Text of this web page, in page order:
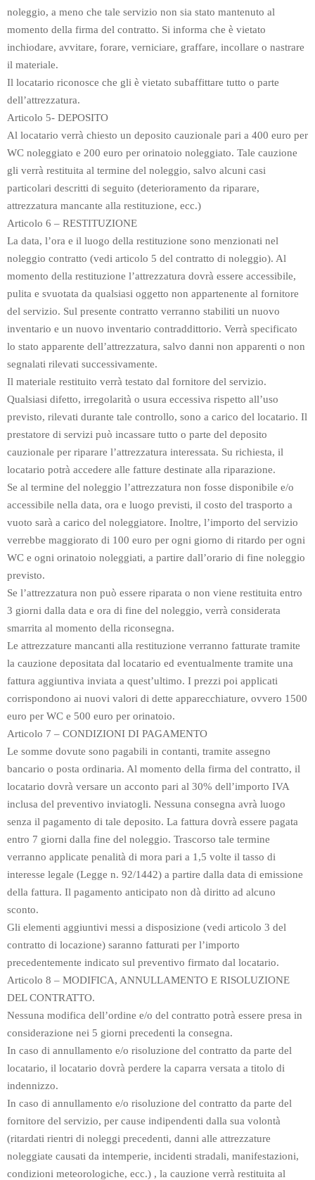
noleggio, a meno che tale servizio non sia stato mantenuto al
momento della firma del contratto. Si informa che è vietato
inchiodare, avvitare, forare, verniciare, graffare, incollare o nastrare
il materiale.
Il locatario riconosce che gli è vietato subaffittare tutto o parte
dell’attrezzatura.
Articolo 5- DEPOSITO
Al locatario verrà chiesto un deposito cauzionale pari a 400 euro per
WC noleggiato e 200 euro per orinatoio noleggiato. Tale cauzione
gli verrà restituita al termine del noleggio, salvo alcuni casi
particolari descritti di seguito (deterioramento da riparare,
attrezzatura mancante alla restituzione, ecc.)
Articolo 6 – RESTITUZIONE
La data, l’ora e il luogo della restituzione sono menzionati nel
noleggio contratto (vedi articolo 5 del contratto di noleggio). Al
momento della restituzione l’attrezzatura dovrà essere accessibile,
pulita e svuotata da qualsiasi oggetto non appartenente al fornitore
del servizio. Sul presente contratto verranno stabiliti un nuovo
inventario e un nuovo inventario contraddittorio. Verrà specificato
lo stato apparente dell’attrezzatura, salvo danni non apparenti o non
segnalati rilevati successivamente.
Il materiale restituito verrà testato dal fornitore del servizio.
Qualsiasi difetto, irregolarità o usura eccessiva rispetto all’uso
previsto, rilevati durante tale controllo, sono a carico del locatario. Il
prestatore di servizi può incassare tutto o parte del deposito
cauzionale per riparare l’attrezzatura interessata. Su richiesta, il
locatario potrà accedere alle fatture destinate alla riparazione.
Se al termine del noleggio l’attrezzatura non fosse disponibile e/o
accessibile nella data, ora e luogo previsti, il costo del trasporto a
vuoto sarà a carico del noleggiatore. Inoltre, l’importo del servizio
verrebbe maggiorato di 100 euro per ogni giorno di ritardo per ogni
WC e ogni orinatoio noleggiati, a partire dall’orario di fine noleggio
previsto.
Se l’attrezzatura non può essere riparata o non viene restituita entro
3 giorni dalla data e ora di fine del noleggio, verrà considerata
smarrita al momento della riconsegna.
Le attrezzature mancanti alla restituzione verranno fatturate tramite
la cauzione depositata dal locatario ed eventualmente tramite una
fattura aggiuntiva inviata a quest’ultimo. I prezzi poi applicati
corrispondono ai nuovi valori di dette apparecchiature, ovvero 1500
euro per WC e 500 euro per orinatoio.
Articolo 7 – CONDIZIONI DI PAGAMENTO
Le somme dovute sono pagabili in contanti, tramite assegno
bancario o posta ordinaria. Al momento della firma del contratto, il
locatario dovrà versare un acconto pari al 30% dell’importo IVA
inclusa del preventivo inviatogli. Nessuna consegna avrà luogo
senza il pagamento di tale deposito. La fattura dovrà essere pagata
entro 7 giorni dalla fine del noleggio. Trascorso tale termine
verranno applicate penalità di mora pari a 1,5 volte il tasso di
interesse legale (Legge n. 92/1442) a partire dalla data di emissione
della fattura. Il pagamento anticipato non dà diritto ad alcuno
sconto.
Gli elementi aggiuntivi messi a disposizione (vedi articolo 3 del
contratto di locazione) saranno fatturati per l’importo
precedentemente indicato sul preventivo firmato dal locatario.
Articolo 8 – MODIFICA, ANNULLAMENTO E RISOLUZIONE
DEL CONTRATTO.
Nessuna modifica dell’ordine e/o del contratto potrà essere presa in
considerazione nei 5 giorni precedenti la consegna.
In caso di annullamento e/o risoluzione del contratto da parte del
locatario, il locatario dovrà perdere la caparra versata a titolo di
indennizzo.
In caso di annullamento e/o risoluzione del contratto da parte del
fornitore del servizio, per cause indipendenti dalla sua volontà
(ritardati rientri di noleggi precedenti, danni alle attrezzature
noleggiate causati da intemperie, incidenti stradali, manifestazioni,
condizioni meteorologiche, ecc.) , la cauzione verrà restituita al